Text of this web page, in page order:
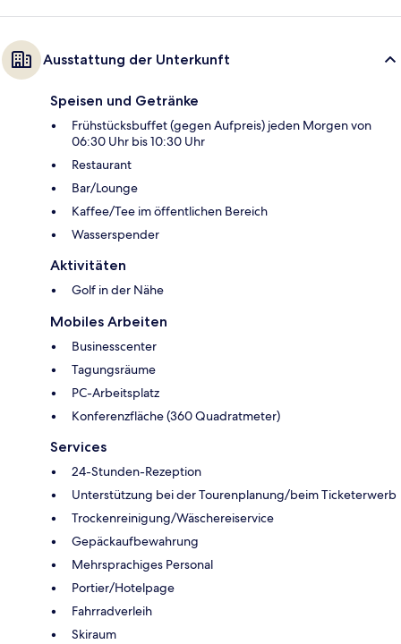
Ausstattung der Unterkunft
Speisen und Getränke
Frühstücksbuffet (gegen Aufpreis) jeden Morgen von
06:30 Uhr bis 10:30 Uhr
Restaurant
Bar/Lounge
Kaffee/Tee im öffentlichen Bereich
Wasserspender
Aktivitäten
Golf in der Nähe
Mobiles Arbeiten
Businesscenter
Tagungsräume
PC-Arbeitsplatz
Konferenzfläche (360 Quadratmeter)
Services
24-Stunden-Rezeption
Unterstützung bei der Tourenplanung/beim Ticketerwerb
Trockenreinigung/Wäschereiservice
Gepäckaufbewahrung
Mehrsprachiges Personal
Portier/Hotelpage
Fahrradverleih
Skiraum